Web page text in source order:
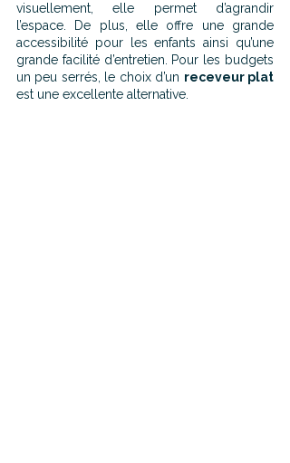
visuellement, elle permet d’agrandir
l’espace. De plus, elle offre une grande
accessibilité pour les enfants ainsi qu’une
grande facilité d’entretien. Pour les budgets
un peu serrés, le choix d’un receveur plat
est une excellente alternative.